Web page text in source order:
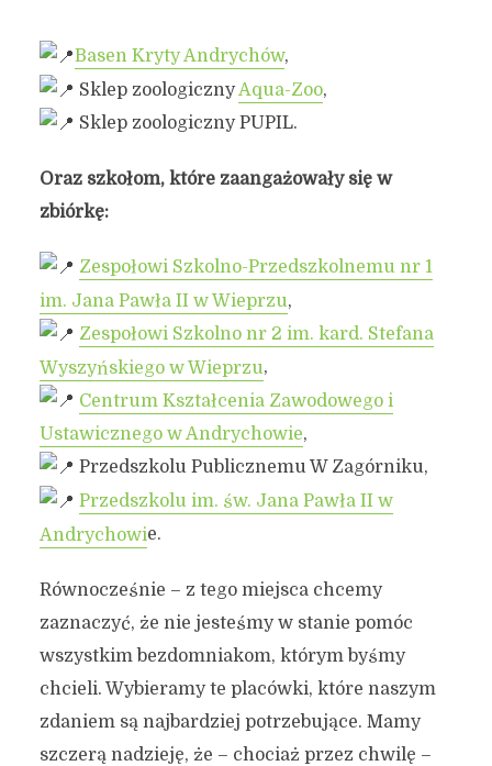
Basen Kryty Andrychów,
Sklep zoologicznyAqua-Zoo,
Sklep zoologiczny PUPIL.
Oraz szkołom, które zaangażowały się w
zbiórkę:
Zespołowi Szkolno-Przedszkolnemu nr 1
im. Jana Pawła II w Wieprzu,
Zespołowi Szkolno nr 2 im. kard. Stefana
Wyszyńskiego w Wieprzu,
Centrum Kształcenia Zawodowego i
Ustawicznego w Andrychowie,
Przedszkolu Publicznemu W Zagórniku,
Przedszkolu im. św. Jana Pawła II w
Andrychowie.
Równocześnie – z tego miejsca chcemy
zaznaczyć, że nie jesteśmy w stanie pomóc
wszystkim bezdomniakom, którym byśmy
chcieli. Wybieramy te placówki, które naszym
zdaniem są najbardziej potrzebujące. Mamy
szczerą nadzieję, że – chociaż przez chwilę –